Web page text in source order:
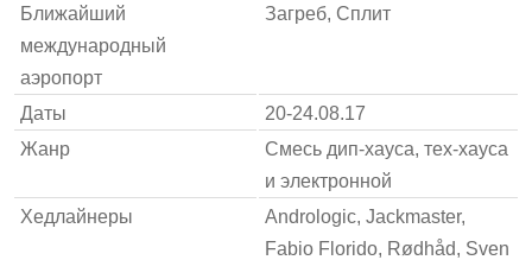
Ближайший
международный
аэропорт
Загреб, Сплит
Даты
20-24.08.17
Жанр
Смесь дип-хауса, тех-хауса
и электронной
Хедлайнеры
Andrologic, Jackmaster,
Fabio Florido, Rødhåd, Sven